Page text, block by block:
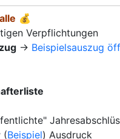
💰
Verpflichtungen
→ Beispielsauszug
(Beispiel) Ausdruck